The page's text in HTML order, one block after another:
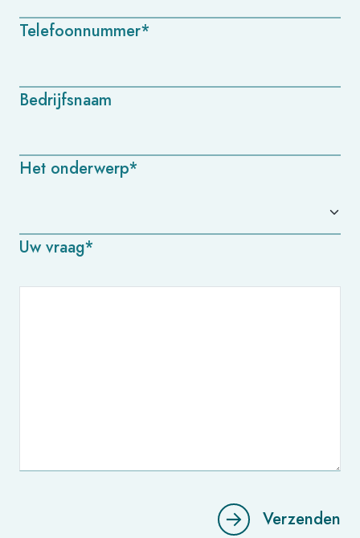
Telefoonnummer*
Bedrijfsnaam
Het onderwerp*
Uw vraag*
Verzenden